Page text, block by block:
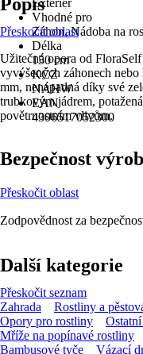
Exteriér
Vhodné pro
Záhon, Nádoba na
Délka
150 cm
KČZ
NAHW
EAN
4306517052300
Přeskočit oblast
Užitečná opora od
vyvýšených záhonech
mm, nenápadná díky své
trubkovým jádrem,
povětrnostním vlivům.
Bezpečnost
Přeskočit oblast
Zodpovědnost za
Další kategorie
Přeskočit seznam
Zahrada
Rostliny a
Opory pro rostliny
Mříže na popínavé rostliny
Bambusové tyče
Vázací